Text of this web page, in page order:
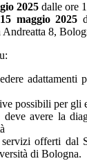
2025 dalle ore
15 maggio 2025
8,
adattamenti
possibili per gli
deve avere la
servizi offerti dal
di Bologna.